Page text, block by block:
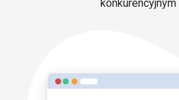
konkurencyjnym